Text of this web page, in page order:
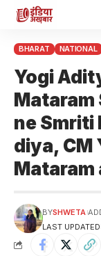
BHARAT NATIONAL
Yogi
Mataram
ne Smriti
diya, CM
Mataram
LAST
BYSHWETA